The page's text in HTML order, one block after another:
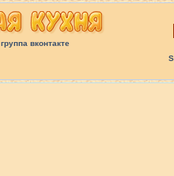
группа вконтакте